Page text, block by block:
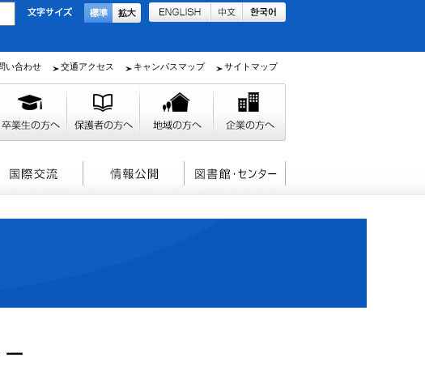
い合わせ 交通アクセス キャンパスマップ サイトマップ